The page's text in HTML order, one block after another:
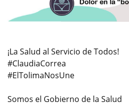
¡La Salud al Servicio de Todos!
#ClaudiaCorrea
#ElTolimaNosUne
Somos el Gobierno de la Salud